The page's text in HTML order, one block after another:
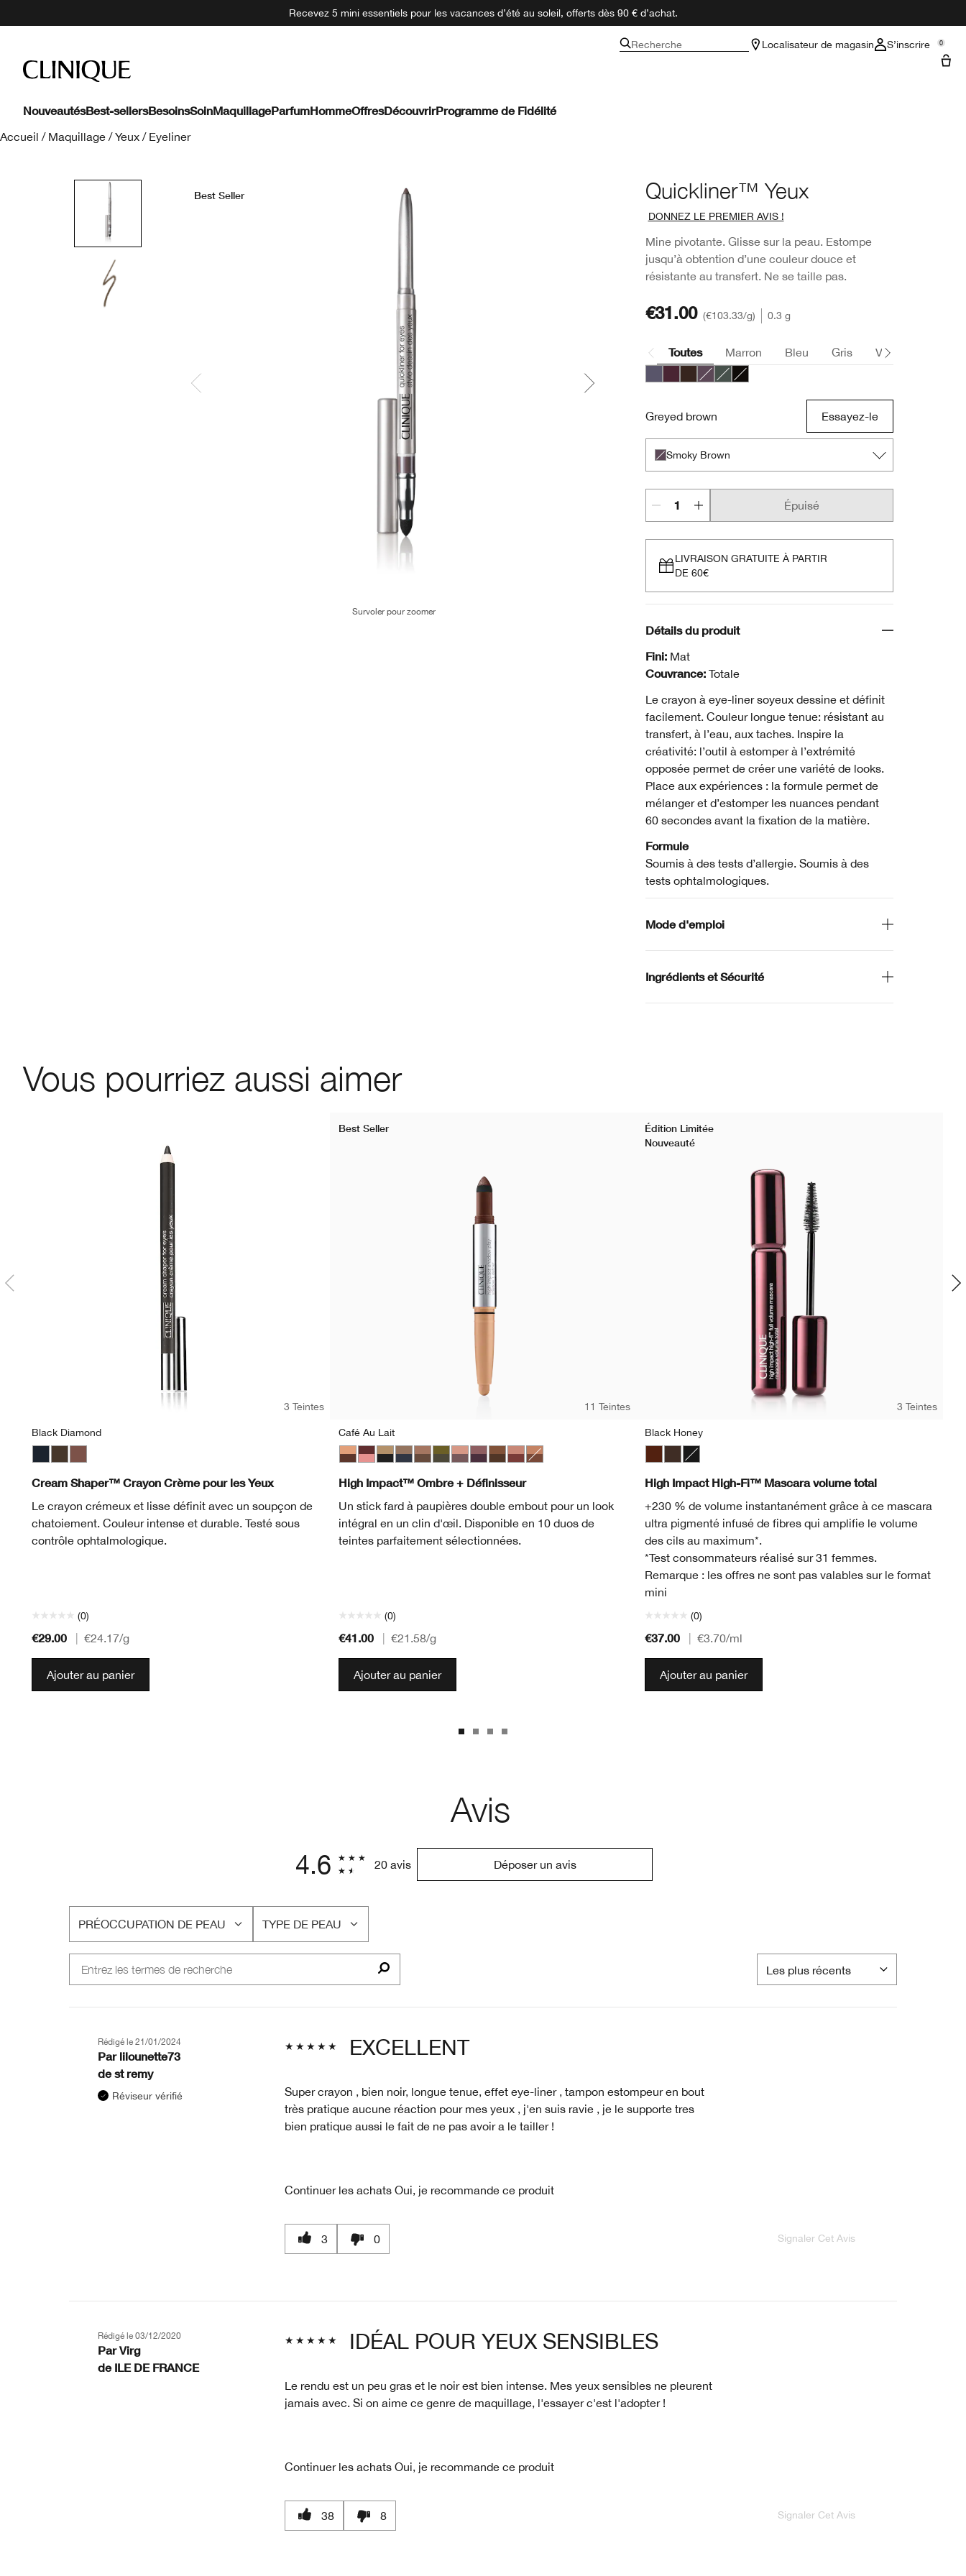
Recevez 5 mini essentiels pour les vacances d’été au soleil, offerts dès 90 € d’achat.
Recherche Localisateur de magasin S’inscrire 0
NouveautésBest-sellersBesoinsSoinMaquillageParfumHommeOffresDécouvrirProgramme de Fidélité
Accueil / Maquillage / Yeux / Eyeliner
Quickliner™ Yeux
DONNEZ LE PREMIER AVIS !
Mine pivotante. Glisse sur la peau. Estompe
jusqu’à obtention d’une couleur douce et
résistante au transfert. Ne se taille pas.
Best Seller
Survoler pour zoomer
€31.00 €103.33/g 0.3 g
Toutes Marron Bleu Gris Violet
Greyed brown
Essayez-le
Smoky Brown
Épuisé
LIVRAISON GRATUITE À PARTIR
DE 60€
Détails du produit
Fini: Mat
Couvrance: Totale
Le crayon à eye-liner soyeux dessine et définit
facilement. Couleur longue tenue: résistant au
transfert, à l’eau, aux taches. Inspire la
créativité: l’outil à estomper à l’extrémité
opposée permet de créer une variété de looks.
Place aux expériences : la formule permet de
mélanger et d’estomper les nuances pendant
60 secondes avant la fixation de la matière.
Formule
Soumis à des tests d’allergie. Soumis à des
tests ophtalmologiques.
Mode d'emploi
Ingrédients et Sécurité
Vous pourriez aussi aimer
3 Teintes
Black Diamond
Cream Shaper™ Crayon Crème pour les Yeux
Le crayon crémeux et lisse définit avec un soupçon de
chatoiement. Couleur intense et durable. Testé sous
contrôle ophtalmologique.
(0)
€29.00 €24.17/g
Ajouter au panier
Best Seller
11 Teintes
Café Au Lait
High Impact™ Ombre + Définisseur
Un stick fard à paupières double embout pour un look
intégral en un clin d'œil. Disponible en 10 duos de
teintes parfaitement sélectionnées.
(0)
€41.00 €21.58/g
Ajouter au panier
Édition Limitée
Nouveauté
3 Teintes
Black Honey
High Impact High-Fi™ Mascara volume total
+230 % de volume instantanément grâce à ce mascara
ultra pigmenté infusé de fibres qui amplifie le volume
des cils au maximum*.
*Test consommateurs réalisé sur 31 femmes.
Remarque : les offres ne sont pas valables sur le format
mini
(0)
€37.00 €3.70/ml
Ajouter au panier
Avis
4.6 20 avis Déposer un avis
PRÉOCCUPATION DE PEAU
FRANÇAIS
TYPE DE PEAU
FRANÇAIS
EXCELLENT
Rédigé le 21/01/2024
Par lilounette73
de st remy
Réviseur vérifié
Super crayon , bien noir, longue tenue, effet eye-liner , tampon estompeur en bout
très pratique aucune réaction pour mes yeux , j'en suis ravie , je le supporte tres
bien pratique aussi le fait de ne pas avoir a le tailler !
Continuer les achats Oui, je recommande ce produit
3 0 Signaler Cet Avis
IDÉAL POUR YEUX SENSIBLES
Rédigé le 03/12/2020
Par Virg
de ILE DE FRANCE
Le rendu est un peu gras et le noir est bien intense. Mes yeux sensibles ne pleurent
jamais avec. Si on aime ce genre de maquillage, l'essayer c'est l'adopter !
Continuer les achats Oui, je recommande ce produit
38 8 Signaler Cet Avis